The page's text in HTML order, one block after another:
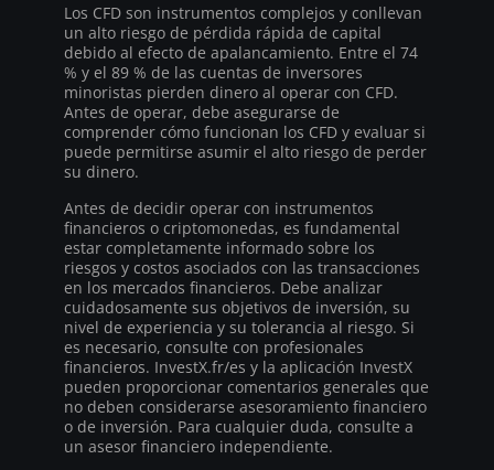
Los CFD son instrumentos complejos y conllevan
un alto riesgo de pérdida rápida de capital
debido al efecto de apalancamiento. Entre el 74
% y el 89 % de las cuentas de inversores
minoristas pierden dinero al operar con CFD.
Antes de operar, debe asegurarse de
comprender cómo funcionan los CFD y evaluar si
puede permitirse asumir el alto riesgo de perder
su dinero.
Antes de decidir operar con instrumentos
financieros o criptomonedas, es fundamental
estar completamente informado sobre los
riesgos y costos asociados con las transacciones
en los mercados financieros. Debe analizar
cuidadosamente sus objetivos de inversión, su
nivel de experiencia y su tolerancia al riesgo. Si
es necesario, consulte con profesionales
financieros. InvestX.fr/es y la aplicación InvestX
pueden proporcionar comentarios generales que
no deben considerarse asesoramiento financiero
o de inversión. Para cualquier duda, consulte a
un asesor financiero independiente.